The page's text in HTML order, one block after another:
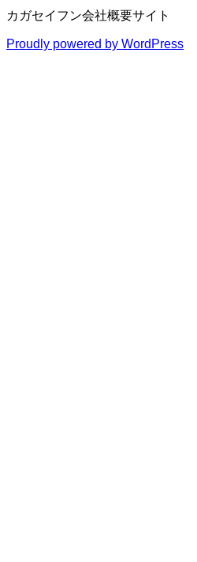
カガセイフン会社概要サイト
Proudly powered by WordPress